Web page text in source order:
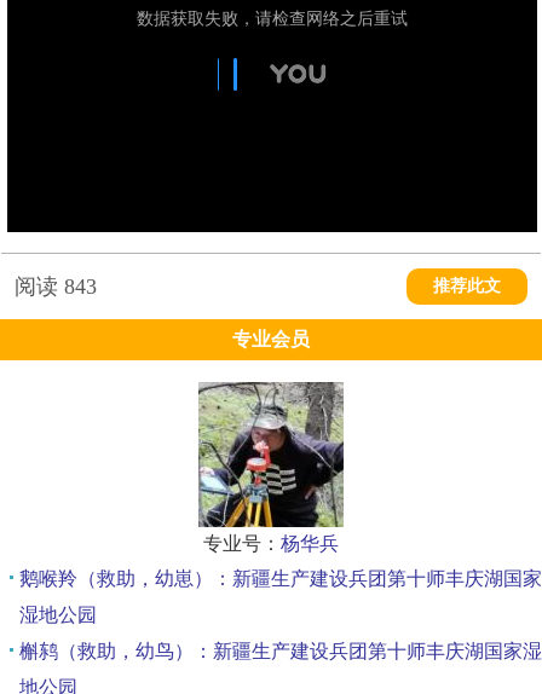
阅读 843 推荐此文
专业会员
专业号： 杨华兵
鹅喉羚（救助，幼崽）：新疆生产建设兵团第十师丰庆湖国家
湿地公园
槲鸫（救助，幼鸟）：新疆生产建设兵团第十师丰庆湖国家湿
地公园